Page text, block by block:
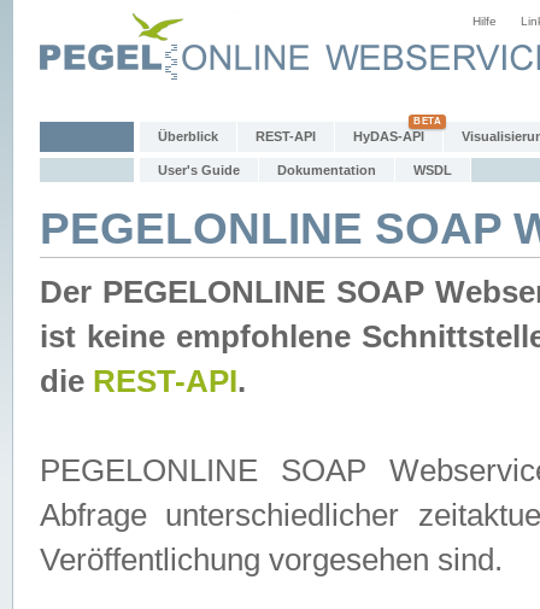
Hilfe
Überblick REST-API HyDAS-API
User's Guide Dokumentation WSDL
PEGELONLINE SOAP
Der PEGELONLINE SOAP
ist keine empfohlene
die REST-API.
PEGELONLINE SOAP
Abfrage unterschiedlicher
Veröffentlichung vorgesehen sind.